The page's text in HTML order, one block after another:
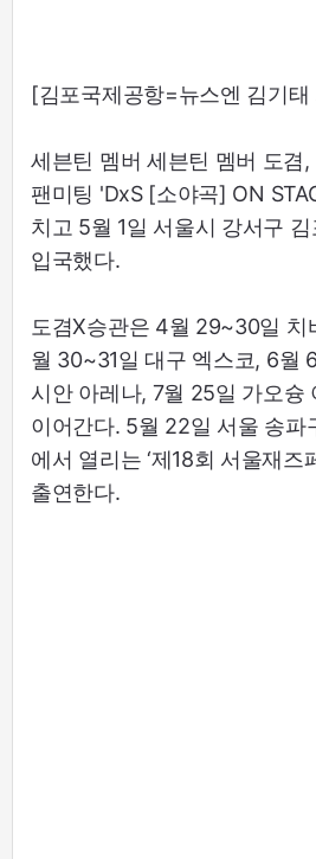
[김포국제공항=뉴스엔 김기태
세븐틴 멤버 세븐틴 멤버 도겸
팬미팅 'DxS [소야곡] ON
치고 5월 1일 서울시 강서구
입국했다.
도겸X승관은 4월 29~30일 치
월 30~31일 대구 엑스코, 6월
시안 아레나, 7월 25일 가오슝
이어간다. 5월 22일 서울 송파
에서 열리는 ‘제18회 서울재즈
출연한다.